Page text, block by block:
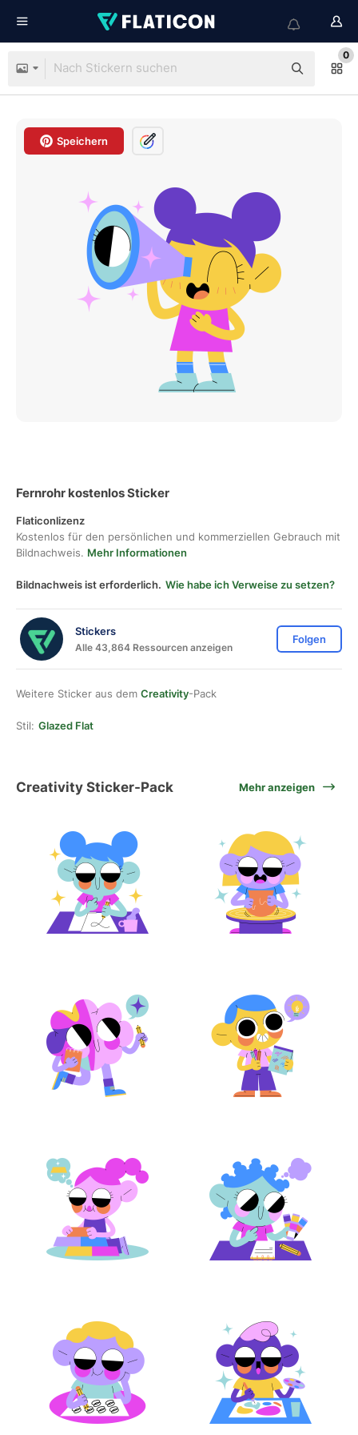
0
Speichern
Fernrohr kostenlos Sticker
Flaticonlizenz
Kostenlos für den persönlichen und kommerziellen Gebrauch mit
Bildnachweis. Mehr Informationen
Bildnachweis ist erforderlich. Wie habe ich Verweise zu setzen?
Stickers
Alle 43,864 Ressourcen anzeigen
Folgen
Weitere Sticker aus dem Creativity-Pack
Stil: Glazed Flat
Creativity Sticker-Pack Mehr anzeigen